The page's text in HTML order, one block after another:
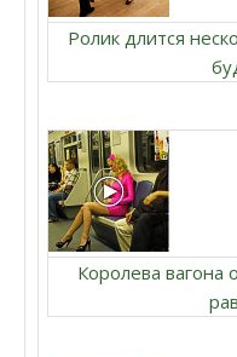
Ролик длится
Королева вагона